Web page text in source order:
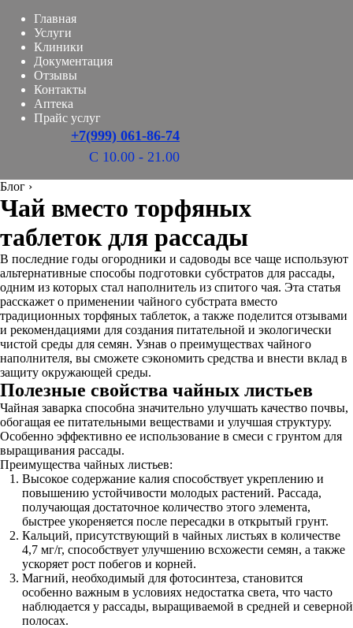
Главная
Услуги
Клиники
Документация
Отзывы
Контакты
Аптека
Прайс услуг
+7(999) 061-86-74
С 10.00 - 21.00
Блог ›
Чай вместо торфяных
таблеток для рассады
В последние годы огородники и садоводы все чаще используют
альтернативные способы подготовки субстратов для рассады,
одним из которых стал наполнитель из спитого чая. Эта статья
расскажет о применении чайного субстрата вместо
традиционных торфяных таблеток, а также поделится отзывами
и рекомендациями для создания питательной и экологически
чистой среды для семян. Узнав о преимуществах чайного
наполнителя, вы сможете сэкономить средства и внести вклад в
защиту окружающей среды.
Полезные свойства чайных листьев
Чайная заварка способна значительно улучшать качество почвы,
обогащая ее питательными веществами и улучшая структуру.
Особенно эффективно ее использование в смеси с грунтом для
выращивания рассады.
Преимущества чайных листьев:
Высокое содержание калия способствует укреплению и
повышению устойчивости молодых растений. Рассада,
получающая достаточное количество этого элемента,
быстрее укореняется после пересадки в открытый грунт.
Кальций, присутствующий в чайных листьях в количестве
4,7 мг/г, способствует улучшению всхожести семян, а также
ускоряет рост побегов и корней.
Магний, необходимый для фотосинтеза, становится
особенно важным в условиях недостатка света, что часто
наблюдается у рассады, выращиваемой в средней и северной
полосах.